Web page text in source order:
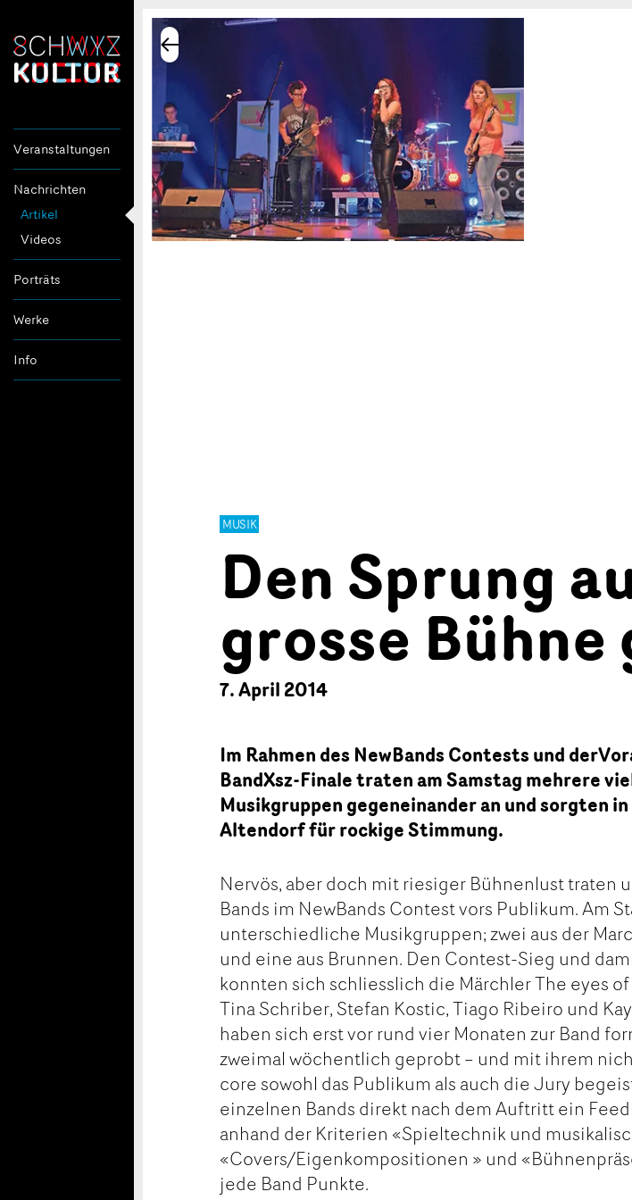
Veranstaltungen
Nachrichten
Artikel
Videos
Porträts
Werke
Info
MUSIK
Den Sprung
grosse
7. April 2014
Im Rahmen des NewBands Contests und
BandXsz-Finale traten am Samstag mehrere
Musikgruppen gegeneinander an und sorgten
Altendorf für rockige Stimmung.
Nervös, aber doch mit riesiger Bühnenlust traten
Bands im NewBands Contest vors Publikum. Am
unterschiedliche Musikgruppen; zwei aus der
und eine aus Brunnen. Den Contest-Sieg und
konnten sich schliesslich die Märchler The eyes
Tina Schriber, Stefan Kostic, Tiago Ribeiro und
haben sich erst vor rund vier Monaten zur Band
zweimal wöchentlich geprobt – und mit ihrem
core sowohl das Publikum als auch die Jury
einzelnen Bands direkt nach dem Auftritt ein
anhand der Kriterien «Spieltechnik und
«Covers/Eigenkompositionen » und
jede Band Punkte.